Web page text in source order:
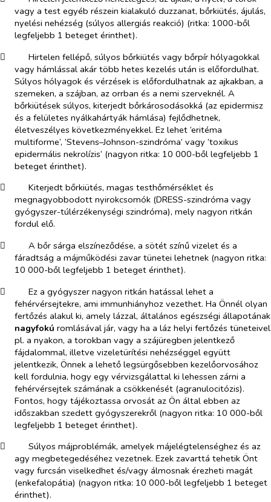
vagy a test egyéb részein kialakuló duzzanat, bőrkiütés, ájulás,
nyelési nehézség (súlyos allergiás reakció) (ritka: 1000-ből
legfeljebb 1 beteget érinthet).
​
Hirtelen fellépő, súlyos bőrkiütés vagy bőrpír hólyagokkal
vagy hámlással akár több hetes kezelés után is előfordulhat.
Súlyos hólyagok és vérzések is előfordulhatnak az ajkakban, a
szemeken, a szájban, az orrban és a nemi szerveknél. A
bőrkiütések súlyos, kiterjedt bőrkárosodásokká (az epidermisz
és a felületes nyálkahártyák hámlása) fejlődhetnek,
életveszélyes következményekkel. Ez lehet ’eritéma
multiforme’, ’Stevens–Johnson-szindróma’ vagy ’toxikus
epidermális nekrolízis’ (nagyon ritka: 10 000-ből legfeljebb 1
beteget érinthet).
​
Kiterjedt bőrkiütés, magas testhőmérséklet és
megnagyobbodott nyirokcsomók (DRESS-szindróma vagy
gyógyszer-túlérzékenységi szindróma), mely nagyon ritkán
fordul elő.
​
A bőr sárga elszíneződése, a sötét színű vizelet és a
fáradtság a májműködési zavar tünetei lehetnek (nagyon ritka:
10 000-ből legfeljebb 1 beteget érinthet).
​
Ez a gyógyszer nagyon ritkán hatással lehet a
fehérvérsejtekre, ami immunhiányhoz vezethet. Ha Önnél olyan
fertőzés alakul ki, amely lázzal, általános egészségi állapotának
nagyfokú romlásával jár, vagy ha a láz helyi fertőzés tüneteivel
pl. a nyakon, a torokban vagy a szájüregben jelentkező
fájdalommal, illetve vizeletürítési nehézséggel együtt
jelentkezik, Önnek a lehető legsürgősebben kezelőorvosához
kell fordulnia, hogy egy vérvizsgálattal ki lehessen zárni a
fehérvérsejtek számának a csökkenését (agranulocitózis).
Fontos, hogy tájékoztassa orvosát az Ön által ebben az
időszakban szedett gyógyszerekről (nagyon ritka: 10 000-ből
legfeljebb 1 beteget érinthet).
​
Súlyos májproblémák, amelyek májelégtelenséghez és az
agy megbetegedéséhez vezetnek. Ezek zavarttá tehetik Önt
vagy furcsán viselkedhet és/vagy álmosnak érezheti magát
(enkefalopátia) (nagyon ritka: 10 000-ből legfeljebb 1 beteget
érinthet).